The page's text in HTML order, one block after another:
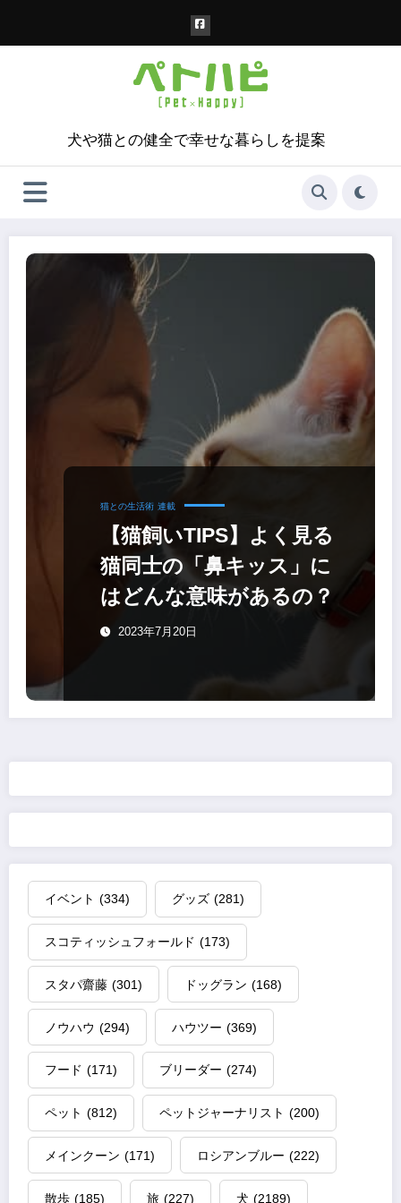
犬や猫との健全で幸せな暮らしを提案
猫との生活術 連載
【猫飼いTIPS】よく見る
猫同士の「鼻キッス」に
はどんな意味があるの？
2023年7月20日
イベント (334) グッズ (281)
スコティッシュフォールド (173)
スタパ齋藤 (301) ドッグラン (168)
ノウハウ (294) ハウツー (369)
フード (171) ブリーダー (274)
ペット (812) ペットジャーナリスト (200)
メインクーン (171) ロシアンブルー (222)
散歩 (185) 旅 (227) 犬 (2189)